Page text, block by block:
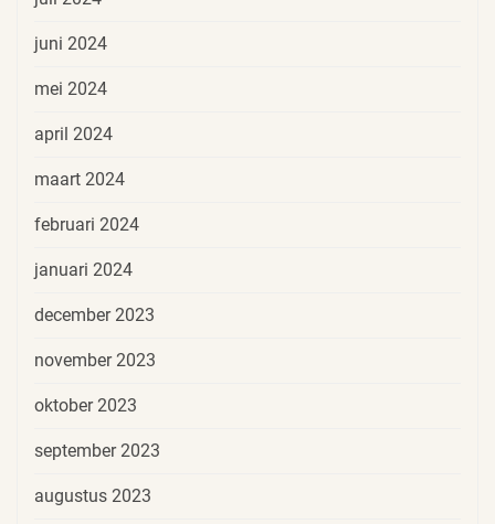
juni 2024
mei 2024
april 2024
maart 2024
februari 2024
januari 2024
december 2023
november 2023
oktober 2023
september 2023
augustus 2023